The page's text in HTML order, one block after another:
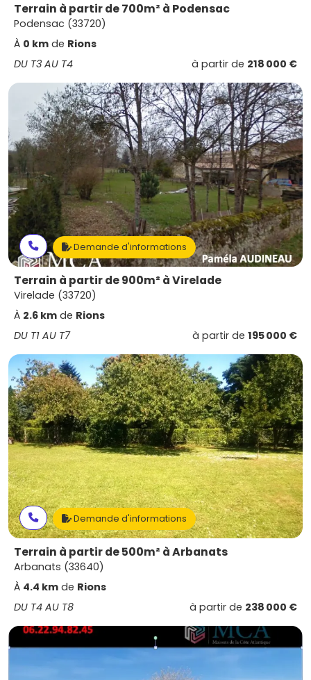
Terrain à partir de 700m² à Podensac
Podensac (33720)
À 0 km de Rions
DU T3 AU T4
à partir de 218 000 €
Demande d'informations
Terrain à partir de 900m² à Virelade
Virelade (33720)
À 2.6 km de Rions
DU T1 AU T7
à partir de 195 000 €
Demande d'informations
Terrain à partir de 500m² à Arbanats
Arbanats (33640)
À 4.4 km de Rions
DU T4 AU T8
à partir de 238 000 €